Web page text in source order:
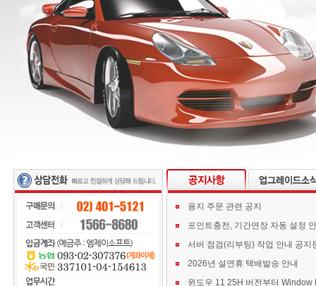
용지 주문 관련 공지
포인트충전, 기간연장 자동 설정
서버 점검(리부팅) 작업 안내 공지
2026년 설연휴 택배발송 안내